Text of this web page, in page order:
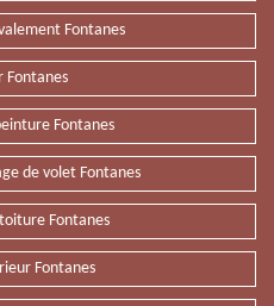
Fontanes
Fontanes
Fontanes
de volet Fontanes
Fontanes
Fontanes